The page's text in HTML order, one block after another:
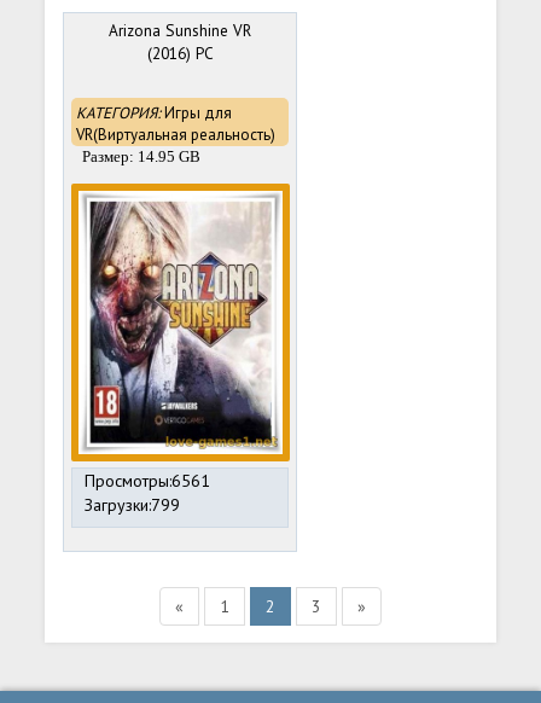
Arizona Sunshine VR
(2016) PC
КАТЕГОРИЯ:Игры для
VR(Виртуальная реальность)
Размер: 14.95 GB
Просмотры:6561
Загрузки:799
« 1 2 3 »